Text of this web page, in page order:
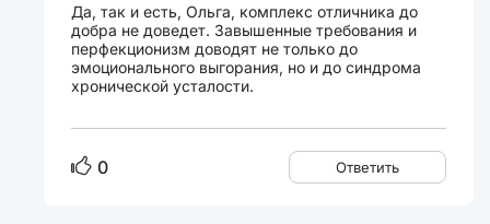
Да, так и есть, Ольга, комплекс отличника до
добра не доведет. Завышенные требования и
перфекционизм доводят не только до
эмоционального выгорания, но и до синдрома
хронической усталости.
0 Ответить